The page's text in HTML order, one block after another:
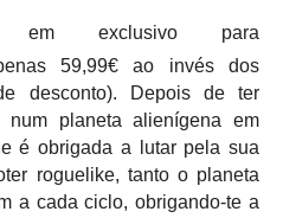
exclusivo para
59,99€ ao invés dos
desconto). Depois de ter
planeta alienígena em
é obrigada a lutar pela sua
roguelike, tanto o planeta
a cada ciclo, obrigando-te a